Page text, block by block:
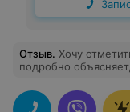
Отзыв. Хочу
подробно
кабинете очень
расслаблению.